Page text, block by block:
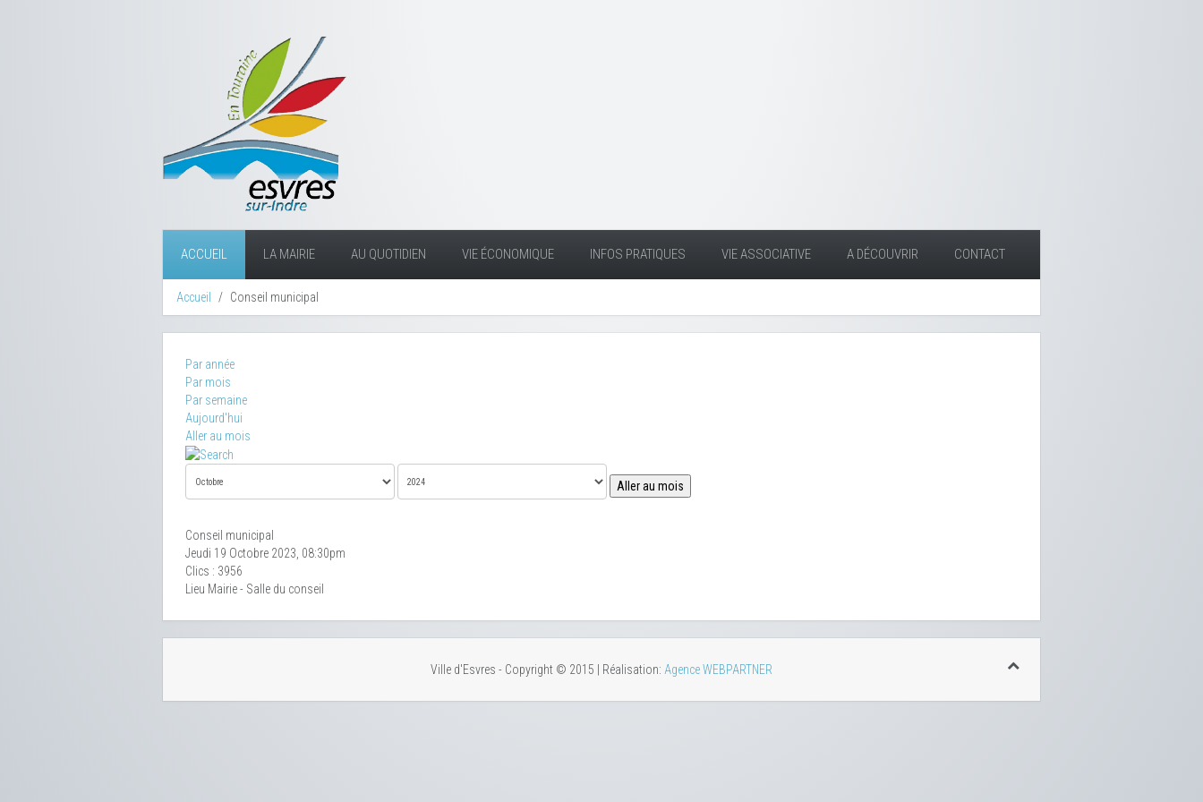
ACCUEIL LA MAIRIE AU QUOTIDIEN VIE ÉCONOMIQUE INFOS PRATIQUES VIE ASSOCIATIVE A DÉCOUVRIR CONTACT
Accueil Conseil municipal
Par année
Par mois
Par semaine
Aujourd'hui
Aller au mois
Aller au mois
Conseil municipal
Jeudi 19 Octobre 2023, 08:30pm
Clics : 3956
Lieu Mairie - Salle du conseil
Ville d'Esvres - Copyright © 2015 | Réalisation: Agence WEBPARTNER